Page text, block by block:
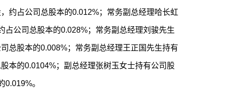
约占公司总股本的0.012%；常务副总经理哈长虹
占公司总股本的0.028%；常务副总经理刘骏先生
总股本的0.008%；常务副总经理王正国先生持有
本的0.0104%；副总经理张树玉女士持有公司股
。